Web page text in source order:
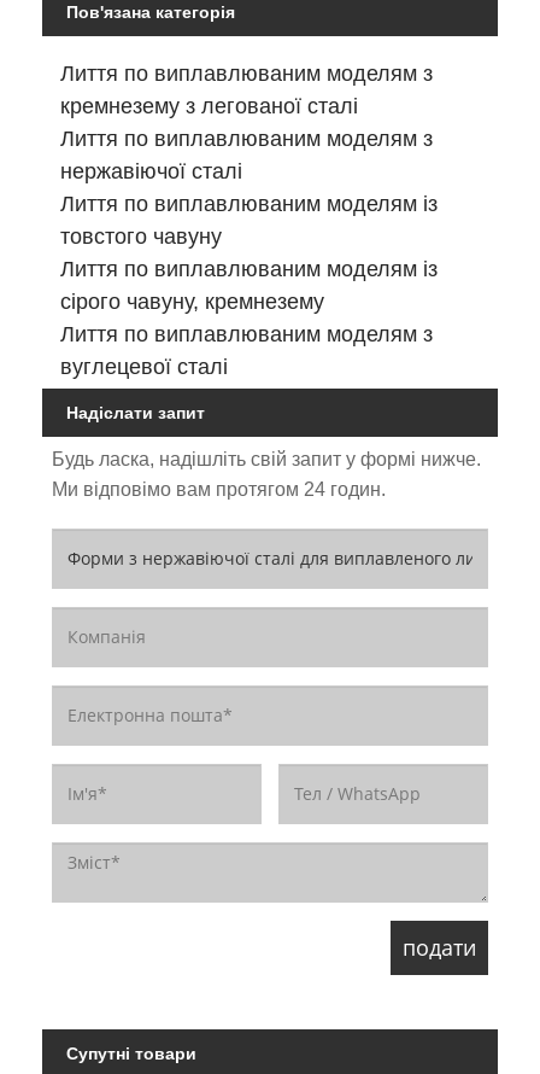
Пов'язана категорія
Лиття по виплавлюваним моделям з
кремнезему з легованої сталі
Лиття по виплавлюваним моделям з
нержавіючої сталі
Лиття по виплавлюваним моделям із
товстого чавуну
Лиття по виплавлюваним моделям із
сірого чавуну, кремнезему
Лиття по виплавлюваним моделям з
вуглецевої сталі
Надіслати запит
Будь ласка, надішліть свій запит у формі нижче.
Ми відповімо вам протягом 24 годин.
Супутні товари